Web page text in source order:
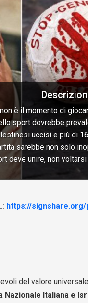
è il momento di
sport dovrebbe
uccisi e più di
sarebbe non solo
deve unire, non
https://signshare.org/
del valore
Nazionale Italiana e